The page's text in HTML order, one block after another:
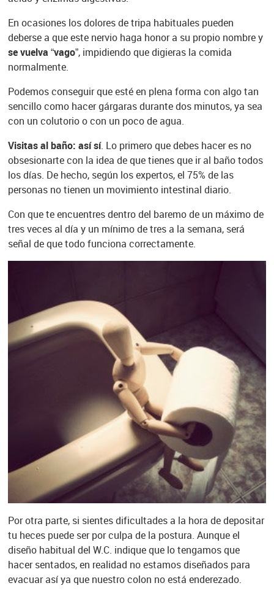
En ocasiones los dolores de tripa habituales pueden
deberse a que este nervio haga honor a su propio nombre y
se vuelva “vago”, impidiendo que digieras la comida
normalmente.
Podemos conseguir que esté en plena forma con algo tan
sencillo como hacer gárgaras durante dos minutos, ya sea
con un colutorio o con un poco de agua.
Visitas al baño: así sí. Lo primero que debes hacer es no
obsesionarte con la idea de que tienes que ir al baño todos
los días. De hecho, según los expertos, el 75% de las
personas no tienen un movimiento intestinal diario.
Con que te encuentres dentro del baremo de un máximo de
tres veces al día y un mínimo de tres a la semana, será
señal de que todo funciona correctamente.
Por otra parte, si sientes dificultades a la hora de depositar
tu heces puede ser por culpa de la postura. Aunque el
diseño habitual del W.C. indique que lo tengamos que
hacer sentados, en realidad no estamos diseñados para
evacuar así ya que nuestro colon no está enderezado.